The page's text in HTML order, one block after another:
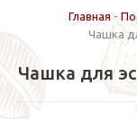
Главная -
Чашка
Чашка для